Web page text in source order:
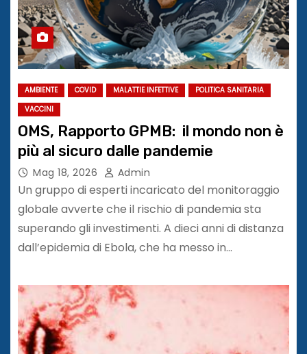
AMBIENTE COVID MALATTIE INFETTIVE
POLITICA SANITARIA
VACCINI
OMS, Rapporto GPMB: il mondo non è
più al sicuro dalle pandemie
Mag 18, 2026 Admin
Un gruppo di esperti incaricato del monitoraggio
globale avverte che il rischio di pandemia sta
superando gli investimenti. A dieci anni di distanza
dall’epidemia di Ebola, che ha messo in…